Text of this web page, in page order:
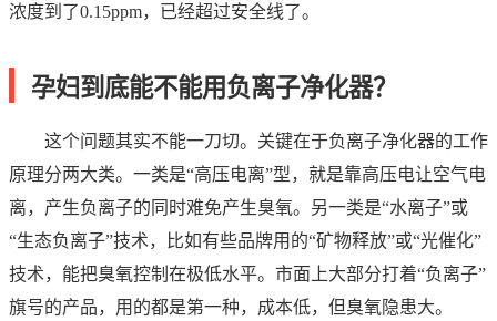
浓度到了0.15ppm，已经超过安全线了。
孕妇到底能不能用负离子净化器？
这个问题其实不能一刀切。关键在于负离子净化器的工作
原理分两大类。一类是“高压电离”型，就是靠高压电让空气电
离，产生负离子的同时难免产生臭氧。另一类是“水离子”或
“生态负离子”技术，比如有些品牌用的“矿物释放”或“光催化”
技术，能把臭氧控制在极低水平。市面上大部分打着“负离子”
旗号的产品，用的都是第一种，成本低，但臭氧隐患大。